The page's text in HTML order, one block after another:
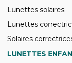
Lunettes solaires
Lunettes
Solaires
LUNETTES